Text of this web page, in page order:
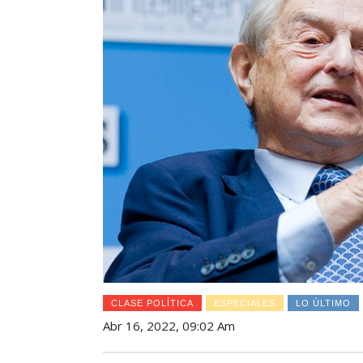
CLASE POLÍTICA ESPECIALES LO ÚLTIMO
Abr 16, 2022, 09:02 Am